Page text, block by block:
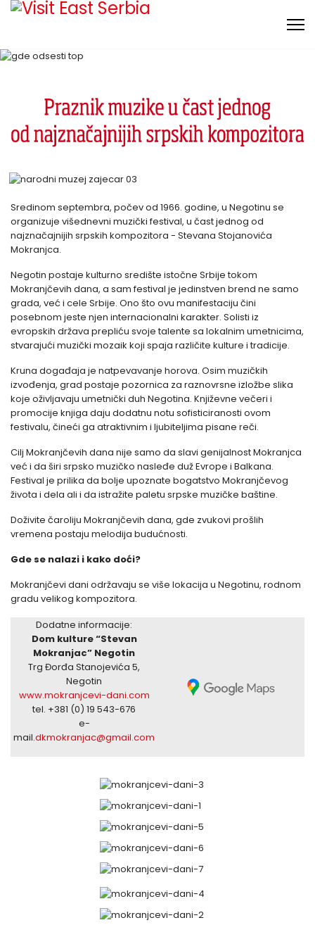
Sredinom septembra, počev od 1966. godine, u Negotinu se
organizuje višednevni muzički festival, u čast jednog od
najznačajnijih srpskih kompozitora - Stevana Stojanovića
Mokranjca.
Negotin postaje kulturno središte istočne Srbije tokom
Mokranjčevih dana, a sam festival je jedinstven brend ne samo
grada, već i cele Srbije. Ono što ovu manifestaciju čini
posebnom jeste njen internacionalni karakter. Solisti iz
evropskih država prepliću svoje talente sa lokalnim umetnicima,
stvarajući muzički mozaik koji spaja različite kulture i tradicije.
Kruna događaja je natpevavanje horova. Osim muzičkih
izvođenja, grad postaje pozornica za raznovrsne izložbe slika
koje oživljavaju umetnički duh Negotina. Književne večeri i
promocije knjiga daju dodatnu notu sofisticiranosti ovom
festivalu, čineći ga atraktivnim i ljubiteljima pisane reči.
Cilj Mokranjčevih dana nije samo da slavi genijalnost Mokranjca
već i da širi srpsko muzičko nasleđe duž Evrope i Balkana.
Festival je prilika da bolje upoznate bogatstvo Mokranjčevog
života i dela ali i da istražite paletu srpske muzičke baštine.
Doživite čaroliju Mokranjčevih dana, gde zvukovi prošlih
vremena postaju melodija budućnosti.
Gde se nalazi i kako doći?
Mokranjčevi dani održavaju se više lokacija u Negotinu, rodnom
gradu velikog kompozitora.
Dodatne informacije:
Dom kulture “Stevan
Mokranjac” Negotin
Trg Đorđa Stanojevića 5,
Negotin
www.mokranjcevi-dani.com
tel. +381 (0) 19 543-676
e-
mail.dkmokranjac@gmail.com